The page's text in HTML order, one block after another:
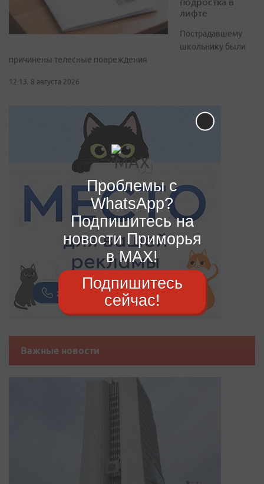
лифте
Пострадавшему
школьнику были
причинены телесные повреждения
12:13, 8 августа 2026
Важные новости
Проблемы с
WhatsApp?
Подпишитесь на
новости Приморья
в MAX!
Подпишитесь
сейчас!